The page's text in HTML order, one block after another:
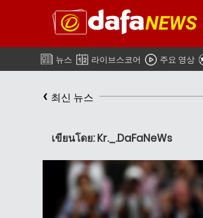
뉴스 라이브스코어 주요 영상
‹ 최신 뉴스
เขียนโดย: Kr._.DaFaNeWs